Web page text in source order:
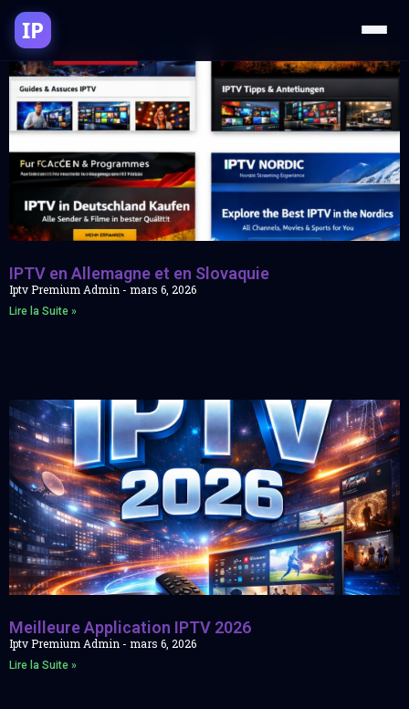
IP
IPTV en Allemagne et en Slovaquie
Iptv Premium Admin mars 6, 2026
Lire la Suite »
Meilleure Application IPTV 2026
Iptv Premium Admin mars 6, 2026
Lire la Suite »